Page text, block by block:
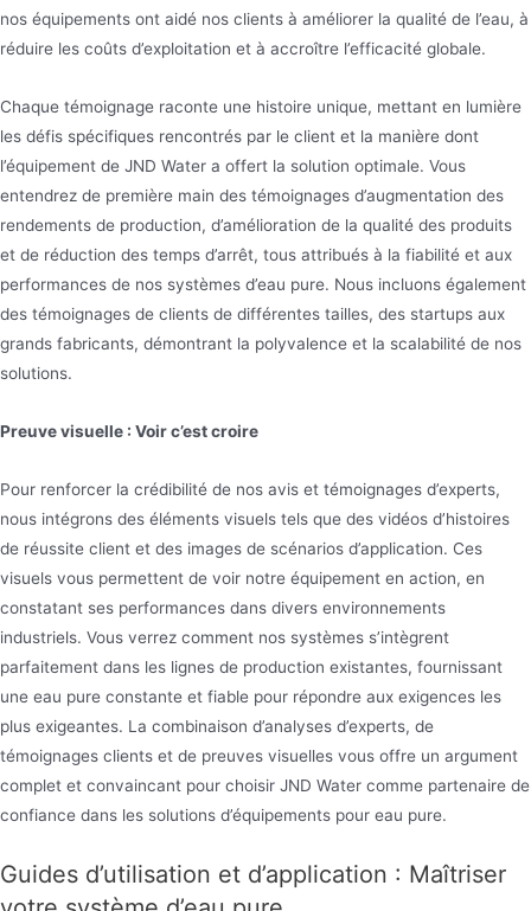
nos équipements ont aidé nos clients à améliorer la qualité de l’eau, à
réduire les coûts d’exploitation et à accroître l’efficacité globale.
Chaque témoignage raconte une histoire unique, mettant en lumière
les défis spécifiques rencontrés par le client et la manière dont
l’équipement de JND Water a offert la solution optimale. Vous
entendrez de première main des témoignages d’augmentation des
rendements de production, d’amélioration de la qualité des produits
et de réduction des temps d’arrêt, tous attribués à la fiabilité et aux
performances de nos systèmes d’eau pure. Nous incluons également
des témoignages de clients de différentes tailles, des startups aux
grands fabricants, démontrant la polyvalence et la scalabilité de nos
solutions.
Preuve visuelle : Voir c’est croire
Pour renforcer la crédibilité de nos avis et témoignages d’experts,
nous intégrons des éléments visuels tels que des vidéos d’histoires
de réussite client et des images de scénarios d’application. Ces
visuels vous permettent de voir notre équipement en action, en
constatant ses performances dans divers environnements
industriels. Vous verrez comment nos systèmes s’intègrent
parfaitement dans les lignes de production existantes, fournissant
une eau pure constante et fiable pour répondre aux exigences les
plus exigeantes. La combinaison d’analyses d’experts, de
témoignages clients et de preuves visuelles vous offre un argument
complet et convaincant pour choisir JND Water comme partenaire de
confiance dans les solutions d’équipements pour eau pure.
Guides d’utilisation et d’application : Maîtriser